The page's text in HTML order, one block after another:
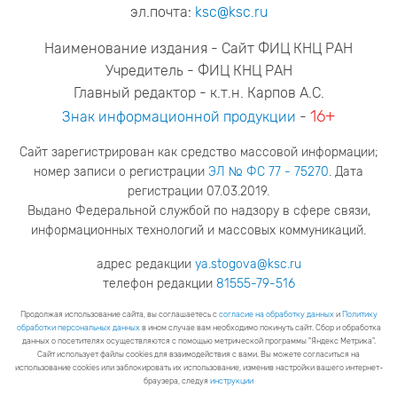
эл.почта: ksc@ksc.ru
Наименование издания - Сайт ФИЦ КНЦ РАН
Учредитель - ФИЦ КНЦ РАН
Главный редактор - к.т.н. Карпов А.С.
Знак информационной продукции - 16+
Сайт зарегистрирован как средство массовой информации;
номер записи о регистрации ЭЛ № ФС 77 - 75270. Дата
регистрации 07.03.2019.
Выдано Федеральной службой по надзору в сфере связи,
информационных технологий и массовых коммуникаций.
адрес редакции ya.stogova@ksc.ru
телефон редакции 81555-79-516
Продолжая использование сайта, вы соглашаетесь с согласие на обработку данныхи Политику
обработки персональных данныхв ином случае вам необходимо покинуть сайт. Сбор и обработка
данных о посетителях осуществляются с помощью метрической программы "Яндекс Метрика".
Сайт использует файлы cookies для взаимодействия с вами. Вы можете согласиться на
использование cookies или заблокировать их использование, изменив настройки вашего интернет-
браузера, следуя инструкции